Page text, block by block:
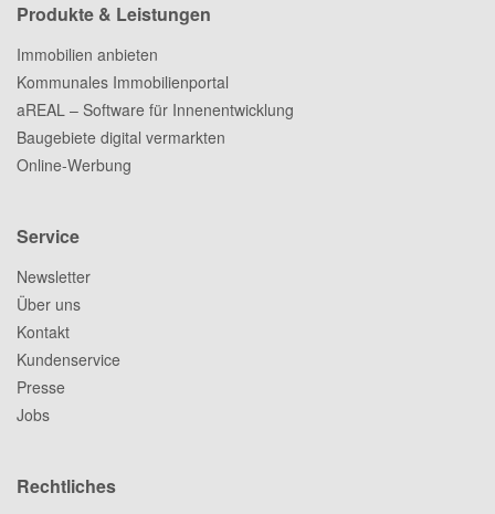
Produkte & Leistungen
Immobilien anbieten
Kommunales Immobilienportal
aREAL – Software für Innenentwicklung
Baugebiete digital vermarkten
Online-Werbung
Service
Newsletter
Über uns
Kontakt
Kundenservice
Presse
Jobs
Rechtliches